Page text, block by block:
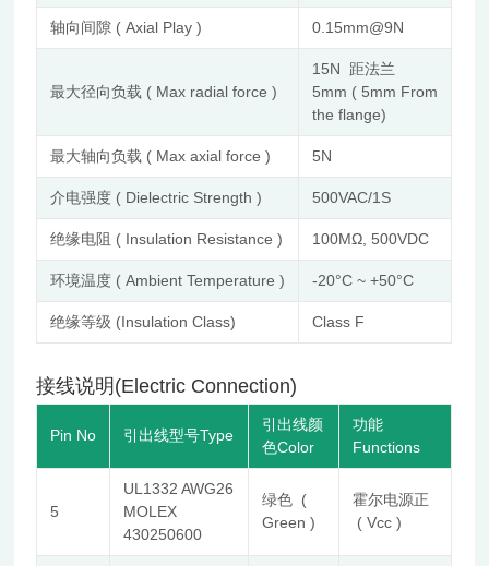
轴向间隙 ( Axial Play ) 0.15mm@9N
最大径向负载 ( Max radial force )
15N 距法兰
5mm ( 5mm From
the flange)
最大轴向负载 ( Max axial force ) 5N
介电强度 ( Dielectric Strength ) 500VAC/1S
绝缘电阻 ( Insulation Resistance ) 100MΩ, 500VDC
环境温度 ( Ambient Temperature ) -20°C ~ +50°C
绝缘等级 (Insulation Class) Class F
接线说明(Electric Connection)
Pin No 引出线型号Type
引出线颜
色Color
功能
Functions
5
UL1332 AWG26
MOLEX
430250600
绿色 (
Green )
霍尔电源正
( Vcc )